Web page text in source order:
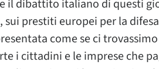
il dibattito italiano di questi
sui prestiti europei per la
come se ci
i cittadini e le imprese che